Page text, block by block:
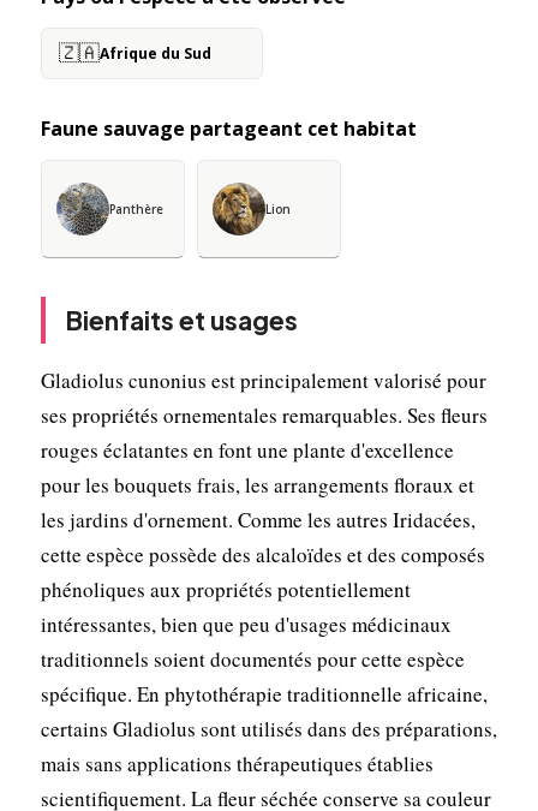
🇿🇦Afrique du Sud
Faune sauvage partageant cet habitat
Panthère Lion
Bienfaits et usages
Gladiolus cunonius est principalement valorisé pour
ses propriétés ornementales remarquables. Ses fleurs
rouges éclatantes en font une plante d'excellence
pour les bouquets frais, les arrangements floraux et
les jardins d'ornement. Comme les autres Iridacées,
cette espèce possède des alcaloïdes et des composés
phénoliques aux propriétés potentiellement
intéressantes, bien que peu d'usages médicinaux
traditionnels soient documentés pour cette espèce
spécifique. En phytothérapie traditionnelle africaine,
certains Gladiolus sont utilisés dans des préparations,
mais sans applications thérapeutiques établies
scientifiquement. La fleur séchée conserve sa couleur